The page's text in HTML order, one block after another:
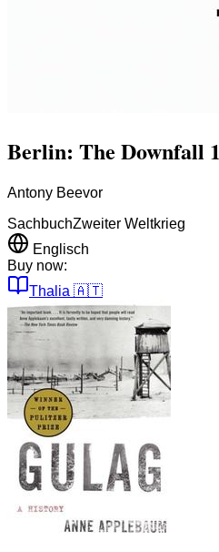
Berlin: The Downfall
Antony Beevor
SachbuchZweiter Weltkrieg
Englisch
Buy now:
Thalia 🇦🇹